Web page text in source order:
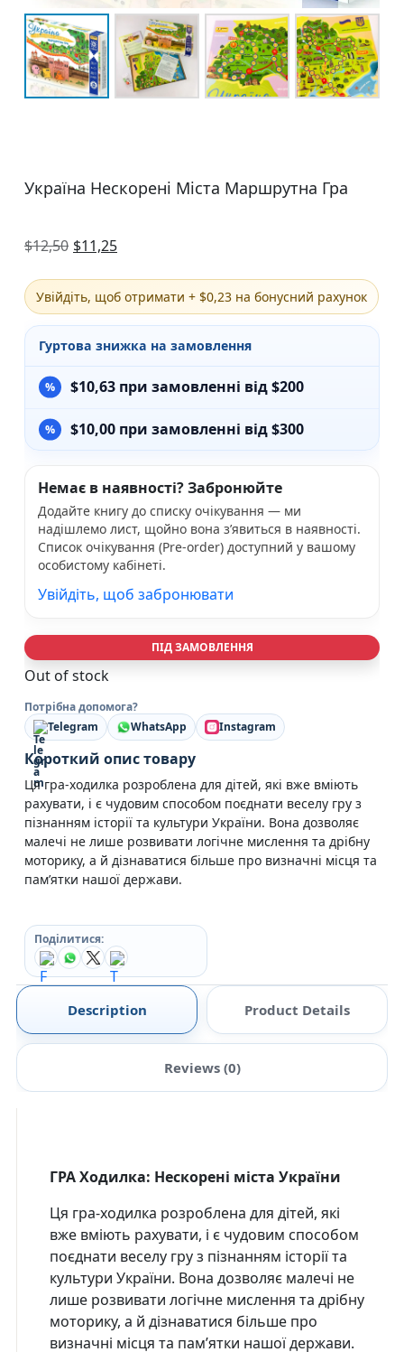
Україна Нескорені Міста Маршрутна Гра
$12,50 $11,25
Увійдіть, щоб отримати + $0,23 на бонусний рахунок
Гуртова знижка на замовлення
$10,63 при замовленні від $200
$10,00 при замовленні від $300
Немає в наявності? Забронюйте
Додайте книгу до списку очікування — ми
надішлемо лист, щойно вона з’явиться в наявності.
Список очікування (Pre-order) доступний у вашому
особистому кабінеті.
Увійдіть, щоб забронювати
ПІД ЗАМОВЛЕННЯ
Out of stock
Потрібна допомога?
Telegram
WhatsApp Instagram
Короткий опис товару
Ця гра-ходилка розроблена для дітей, які вже вміють
рахувати, і є чудовим способом поєднати веселу гру з
пізнанням історії та культури України. Вона дозволяє
малечі не лише розвивати логічне мислення та дрібну
моторику, а й дізнаватися більше про визначні місця та
пам’ятки нашої держави.
Поділитися:
Description Product Details
Reviews (0)
ГРА Ходилка: Нескорені міста України
Ця гра-ходилка розроблена для дітей, які
вже вміють рахувати, і є чудовим способом
поєднати веселу гру з пізнанням історії та
культури України. Вона дозволяє малечі не
лише розвивати логічне мислення та дрібну
моторику, а й дізнаватися більше про
визначні місця та пам’ятки нашої держави.